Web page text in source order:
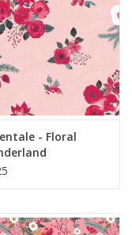
- Floral